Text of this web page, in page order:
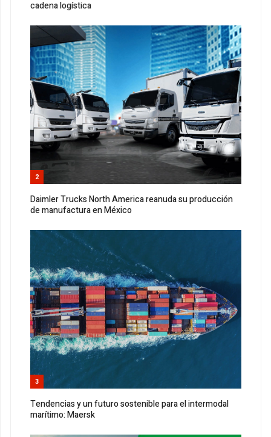
cadena logística
2
Daimler Trucks North America reanuda su producción
de manufactura en México
3
Tendencias y un futuro sostenible para el intermodal
marítimo: Maersk